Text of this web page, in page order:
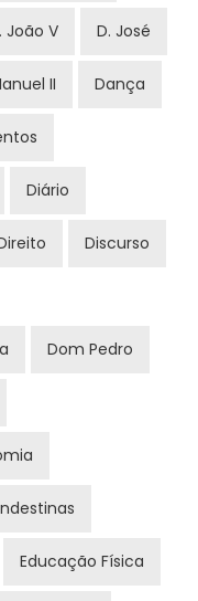
João V D. José
II Dança
Diário
Discurso
Dom Pedro
Educação Física